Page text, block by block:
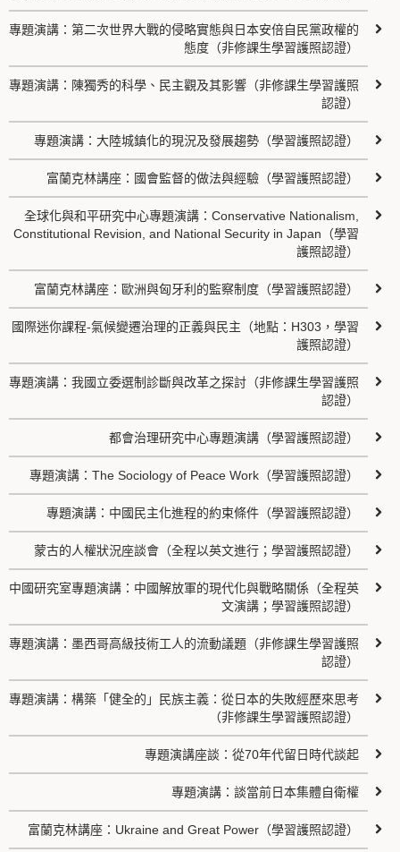
專題演講：第二次世界大戰的侵略實態與日本安倍自民黨政權的
態度（非修課生學習護照認證）
專題演講：陳獨秀的科學、民主觀及其影響（非修課生學習護照
認證）
專題演講：大陸城鎮化的現況及發展趨勢（學習護照認證）
富蘭克林講座：國會監督的做法與經驗（學習護照認證）
全球化與和平研究中心專題演講：Conservative Nationalism,
Constitutional Revision, and National Security in Japan（學習
護照認證）
富蘭克林講座：歐洲與匈牙利的監察制度（學習護照認證）
國際迷你課程-氣候變遷治理的正義與民主（地點：H303，學習
護照認證）
專題演講：我國立委選制診斷與改革之探討（非修課生學習護照
認證）
都會治理研究中心專題演講（學習護照認證）
專題演講：The Sociology of Peace Work（學習護照認證）
專題演講：中國民主化進程的約束條件（學習護照認證）
蒙古的人權狀況座談會（全程以英文進行；學習護照認證）
中國研究室專題演講：中國解放軍的現代化與戰略關係（全程英
文演講；學習護照認證）
專題演講：墨西哥高級技術工人的流動議題（非修課生學習護照
認證）
專題演講：構築「健全的」民族主義：從日本的失敗經歷來思考
（非修課生學習護照認證）
專題演講座談：從70年代留日時代談起
專題演講：談當前日本集體自衛權
富蘭克林講座：Ukraine and Great Power（學習護照認證）